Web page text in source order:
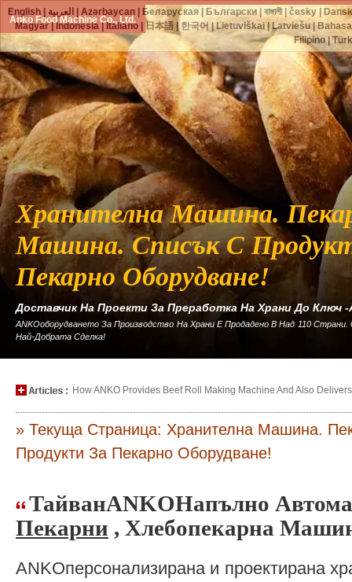
Anko Food Machine Co., Ltd.
Хранителна Машина.
Машина. Списък С
Пекарно Оборудване!
Доставчик На Проекти За Преработка На Храни До Ключ -
ANKOоборудването За Производство На Храни Е Продадено В Над 110
Най-Добрата Сделка!
How ANKO Provides Beef Roll Making Machine And Also
» Текуща Страница: Хранителна Машина.
Продукти За Пекарно Оборудване!
ТайванANKOНапълно
Пекарни , Хлебопекарна
ANKOперсонализирана и проектирана
English العربية |Azərbaycan Беларуская Български |বাঙ্গালী|česky
Magyar|Indonesia| Italiano| 日本語|한국어|Lietuviškai|Latviešu|
Filipino|